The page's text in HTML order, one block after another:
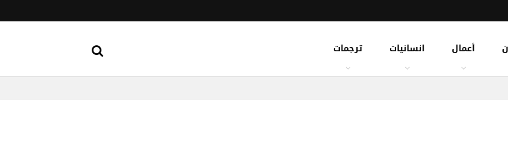
أعمال انسانيات ترجمات